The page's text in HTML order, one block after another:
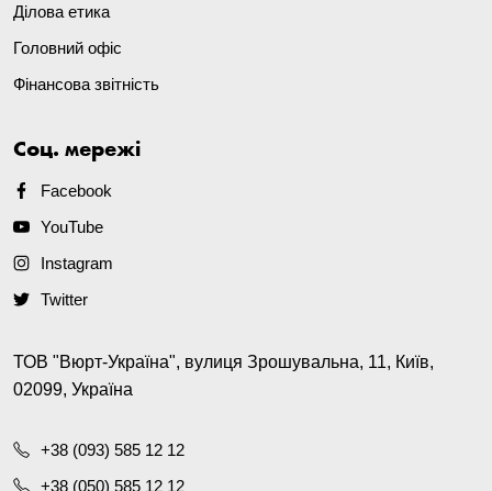
Ділова етика
Головний офіс
Фінансова звітність
Соц. мережі
Facebook
YouTube
Instagram
Twitter
ТОВ "Вюрт-Україна", вулиця Зрошувальна, 11, Київ,
02099, Україна
+38 (093) 585 12 12
+38 (050) 585 12 12